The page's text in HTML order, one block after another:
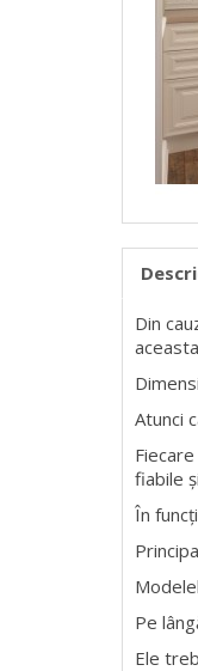
Din
Atunci
fiabile
În
Pe
Ele